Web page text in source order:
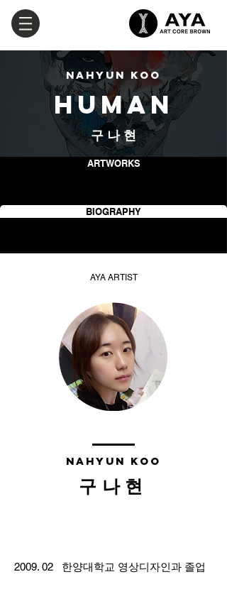
nahyun koo
human
​구 나 현
ARTWORKS
BIOGRAPHY
AYA ARTIST
NAHYUN KOO
​구나현
2009. 02 한양대학교 영상디자인과 졸업